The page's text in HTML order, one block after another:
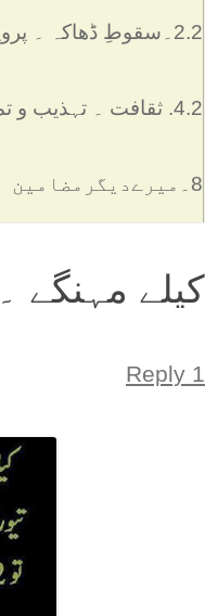
2.2۔سقوطِ ڈھاکہ ۔ پروپیگنڈہ اور حقائق
4.2. ثقافت ۔ تہذیب و تمدن
8۔میرےدیگرمضامین
کیلے مہنگے
1 Reply